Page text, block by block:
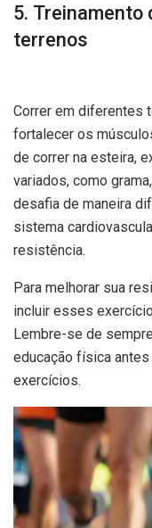
5. Treinamento
terrenos
Correr em diferentes
fortalecer os
de correr na esteira,
variados, como
desafia de maneira
sistema
resistência.
Para melhorar sua
incluir esses
Lembre-se de
educação física
exercícios.